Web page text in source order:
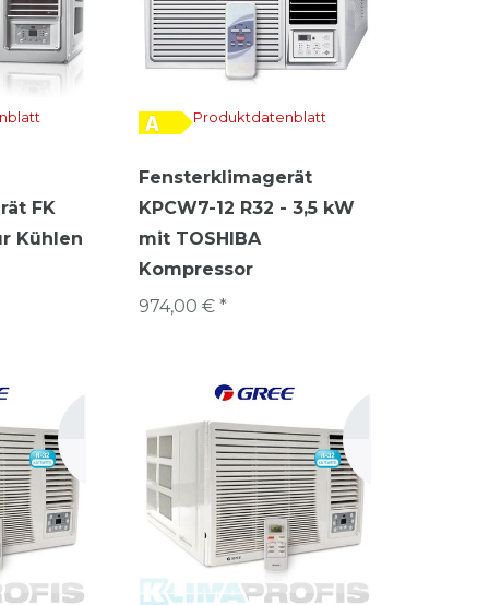
FK
Kühlen
Produktdatenblatt
Fensterklimagerät
KPCW7-12 R32 - 3,5 kW
mit TOSHIBA
Kompressor
974,00 € *